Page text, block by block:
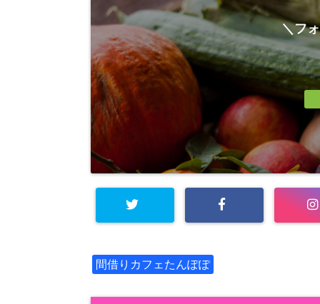
＼フ
間借りカフェたんぽぽ